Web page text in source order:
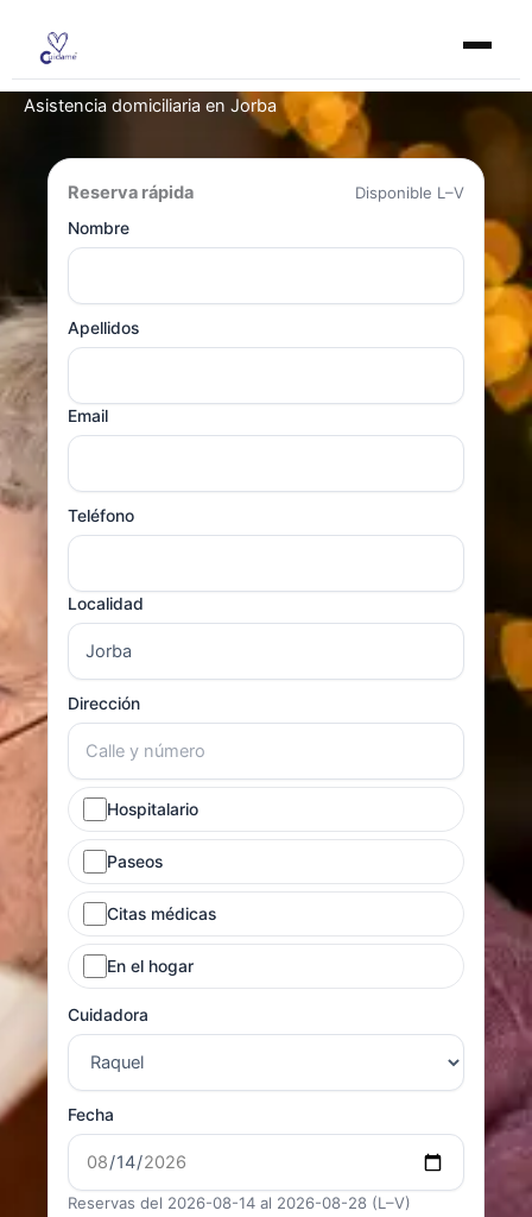
contenido
Asistencia domiciliaria en Jorba
Reserva rápida
Disponible L–V
Nombre
Apellidos
Email
Teléfono
Localidad
Dirección
Hospitalario
Paseos
Citas médicas
En el hogar
Cuidadora
Fecha
Reservas del 2026-08-14 al 2026-08-28 (L–V)